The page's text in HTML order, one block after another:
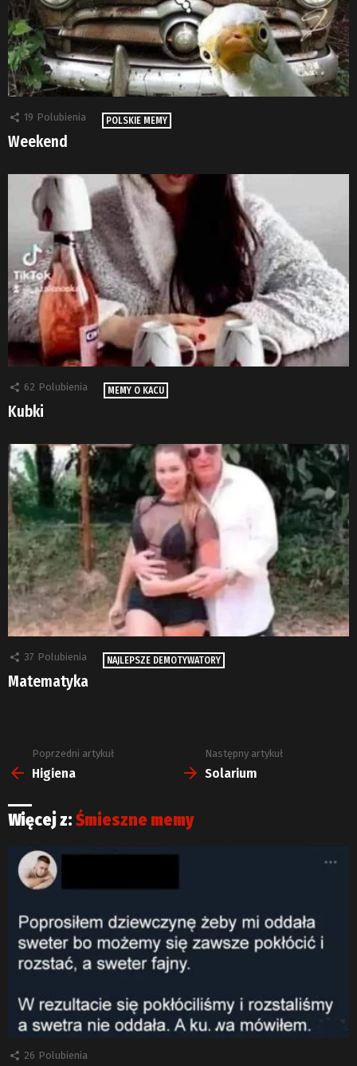
19 Polubienia POLSKIE MEMY
Weekend
62 Polubienia MEMY O KACU
Kubki
37 Polubienia NAJLEPSZE DEMOTYWATORY
Matematyka
Zobacz
więcej
Poprzedni artykuł
Higiena
Następny artykuł
Solarium
Więcej z:Śmieszne memy
26 Polubienia